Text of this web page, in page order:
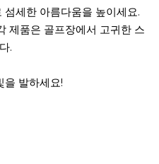
세한 아름다움을 높이세요.
제품은 골프장에서 고귀한 스
.
을 발하세요!